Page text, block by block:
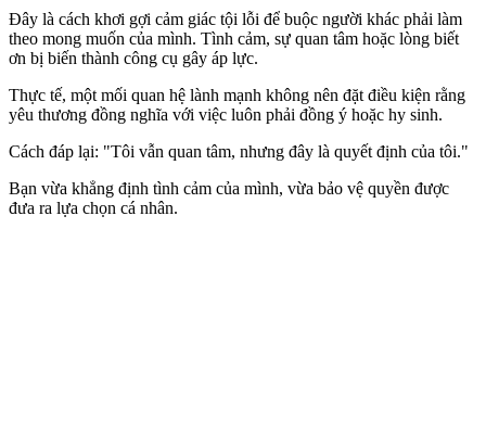
Đây là cách khơi gợi cảm giác tội lỗi để buộc người khác phải làm
theo mong muốn của mình. Tình cảm, sự quan tâm hoặc lòng biết
ơn bị biến thành công cụ gây áp lực.
Thực tế, một mối quan hệ lành mạnh không nên đặt điều kiện rằng
yêu thương đồng nghĩa với việc luôn phải đồng ý hoặc hy sinh.
Cách đáp lại: "Tôi vẫn quan tâm, nhưng đây là quyết định của tôi."
Bạn vừa khẳng định tình cảm của mình, vừa bảo vệ quyền được
đưa ra lựa chọn cá nhân.